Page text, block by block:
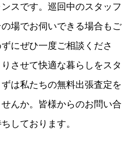
スです。巡回中のスタッフ
場でお伺いできる場合もご
にぜひ一度ご相談くださ
させて快適な暮らしをスタ
は私たちの無料出張査定を
んか。皆様からのお問い合
しております。